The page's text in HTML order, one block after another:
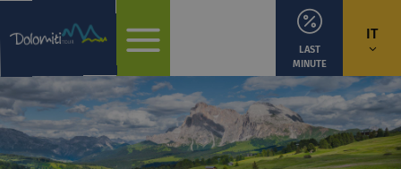
IT
LAST
MINUTE